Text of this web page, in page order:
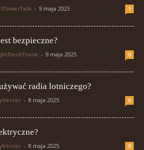
- 9 maja 2025 1
bezpieczne?
- 9 maja 2025 0
radia lotniczego?
- 8 maja 2025 0
- 8 maja 2025 0